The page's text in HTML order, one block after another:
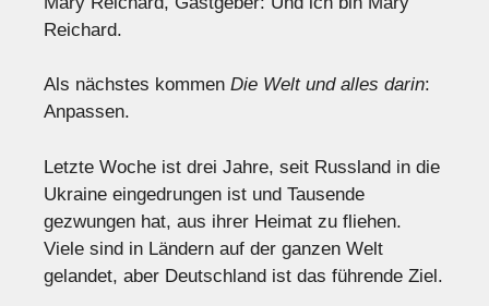
Reichard.
Als nächstes kommen Die Welt und alles darin:
Anpassen.
Letzte Woche ist drei Jahre, seit Russland in die
Ukraine eingedrungen ist und Tausende
gezwungen hat, aus ihrer Heimat zu fliehen.
Viele sind in Ländern auf der ganzen Welt
gelandet, aber Deutschland ist das führende Ziel.